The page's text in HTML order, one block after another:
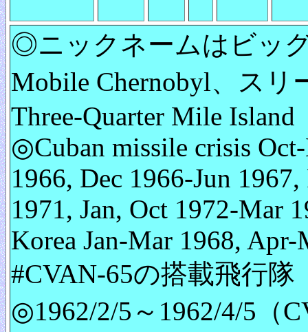
◎ニックネームはビッ
Mobile Chernobyl、ス
Three-Quarter Mile Island
◎Cuban missile crisis
1966, Dec 1966-Jun
1971, Jan, Oct 1972-Mar
Korea Jan-Mar 1968, Apr-
#CVAN-65の搭載飛行隊
◎1962/2/5～1962/4/5（